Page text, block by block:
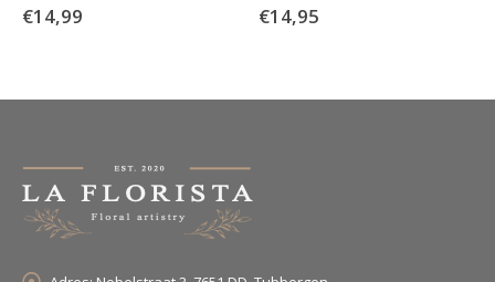
€14,99 €14,95